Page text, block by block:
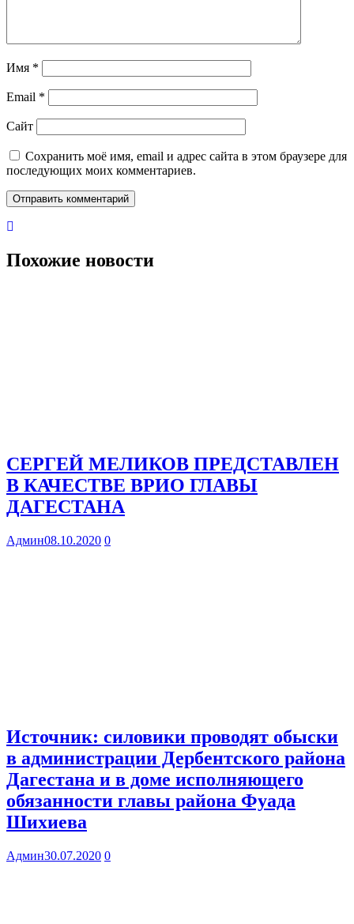
Имя *
Email *
Сайт
Сохранить моё имя, email и адрес сайта в этом браузере для
последующих моих комментариев.
Похожие новости
СЕРГЕЙ МЕЛИКОВ ПРЕДСТАВЛЕН
В КАЧЕСТВЕ ВРИО ГЛАВЫ
ДАГЕСТАНА
Админ08.10.2020 0
Источник: силовики проводят обыски
в администрации Дербентского района
Дагестана и в доме исполняющего
обязанности главы района Фуада
Шихиева
Админ30.07.2020 0